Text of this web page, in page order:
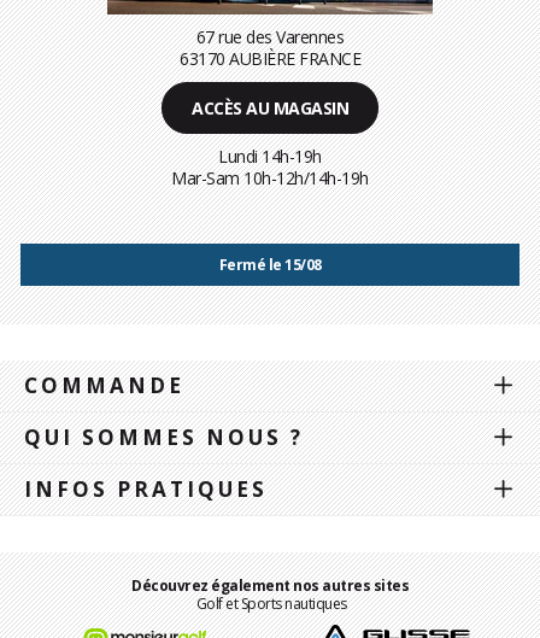
67 rue des Varennes
63170 AUBIÈRE FRANCE
ACCÈS AU MAGASIN
Lundi 14h-19h
Mar-Sam 10h-12h/14h-19h
Fermé le 15/08
COMMANDE
QUI SOMMES NOUS ?
INFOS PRATIQUES
Découvrez également nos autres sites
Golf et Sports nautiques